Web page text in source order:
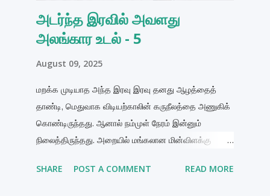
அடர்ந்த இரவில் அவளது
அலங்கார உடல் - 5
August 09, 2025
மறக்க முடியாத அந்த இரவு இரவு தனது ஆழத்தைத்
தாண்டி, மெதுவாக விடியற்காலின் கருநீலத்தை அணுகிக்
கொண்டிருந்தது. ஆனால் நம்முள் நேரம் இன்னும்
நிலைத்திருந்தது. அறையில் மங்கலான மின்விளக்கு
வெளிச்சம் நம்மை தழுவியது. மாயா என் மார்பில்
SHARE POST A COMMENT READ MORE